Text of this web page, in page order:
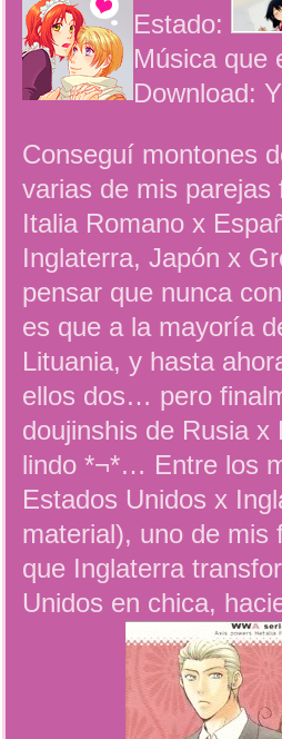
Estado:
Música que
Download:
Conseguí montones
varias de mis parejas
Italia Romano x
Inglaterra, Japón x
pensar que nunca
es que a la mayoría
Lituania, y hasta
ellos dos… pero
doujinshis de Rusia
lindo *¬*… Entre los
Estados Unidos x
material), uno de mis
que Inglaterra
Unidos en chica,